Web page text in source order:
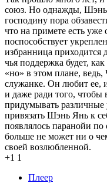
союз. Но однажды, Шэнь
господину пора
что на примете есть уже
поспособствует
избранница приходится
чья поддержка будет,
«но» в этом плане,
служанке. Он любит ее,
и даже ради того, чтобы
придумывать
привязать Шэнь Янь к
появлялось паранойи
больше не может ни о
своей возлюбленной.
+1 1
Плеер